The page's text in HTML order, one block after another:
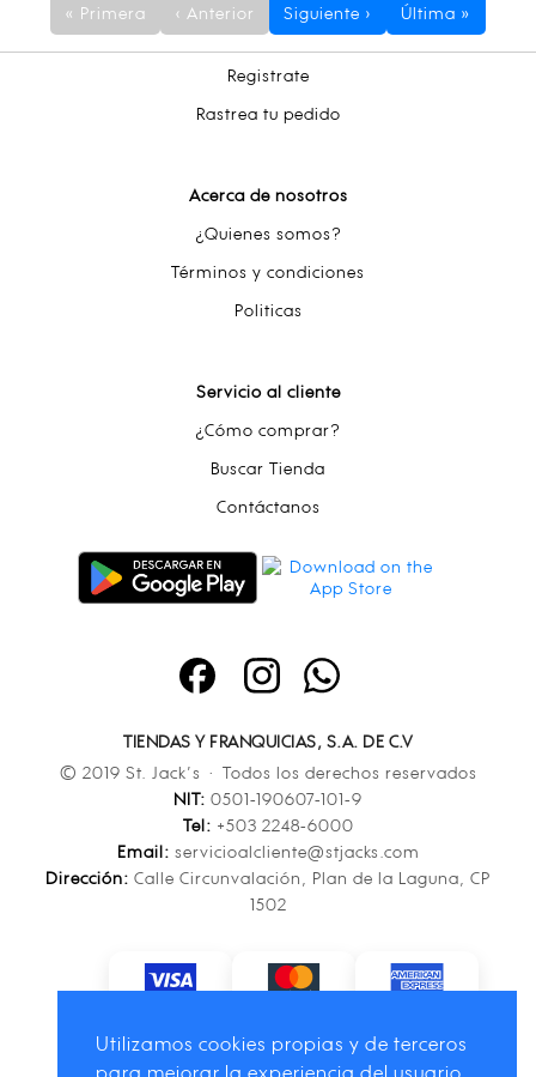
Utilizamos cookies propias y de terceros
« Primera ‹ Anterior Siguiente › Última »
Registrate
Rastrea tu pedido
Acerca de nosotros
¿Quienes somos?
Términos y condiciones
Politicas
Servicio al cliente
¿Cómo comprar?
Buscar Tienda
Contáctanos
TIENDAS Y FRANQUICIAS, S.A. DE C.V
© 2019 St. Jack’s · Todos los derechos reservados
NIT: 0501-190607-101-9
Tel: +503 2248-6000
Email: servicioalcliente@stjacks.com
Dirección: Calle Circunvalación, Plan de la Laguna, CP
1502